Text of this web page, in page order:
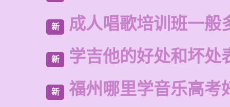
新 成人唱歌培训班一般
新 学吉他的好处和坏处
新 福州哪里学音乐高考